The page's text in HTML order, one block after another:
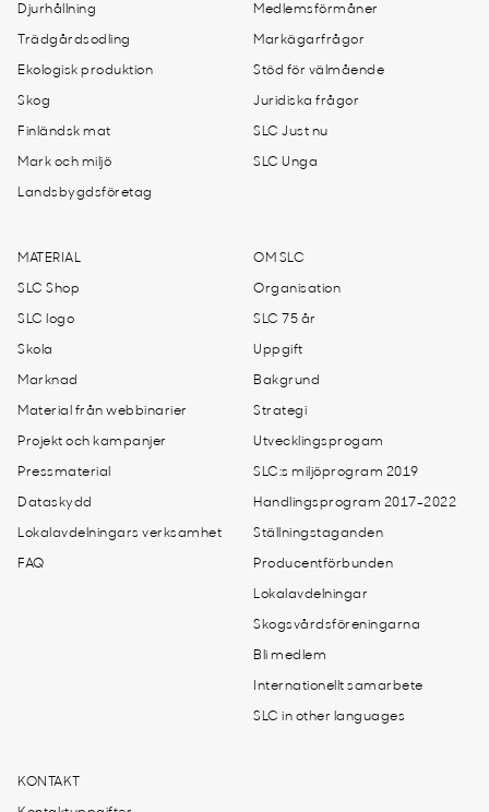
Djurhållning
Trädgårdsodling
Ekologisk produktion
Skog
Finländsk mat
Mark och miljö
Landsbygdsföretag
Medlemsförmåner
Markägarfrågor
Stöd för välmående
Juridiska frågor
SLC Just nu
SLC Unga
MATERIAL
SLC Shop
SLC logo
Skola
Marknad
Material från webbinarier
Projekt och kampanjer
Pressmaterial
Dataskydd
Lokalavdelningars verksamhet
FAQ
OM SLC
Organisation
SLC 75 år
Uppgift
Bakgrund
Strategi
Utvecklingsprogam
SLC:s miljöprogram 2019
Handlingsprogram 2017-2022
Ställningstaganden
Producentförbunden
Lokalavdelningar
Skogsvårdsföreningarna
Bli medlem
Internationellt samarbete
SLC in other languages
KONTAKT